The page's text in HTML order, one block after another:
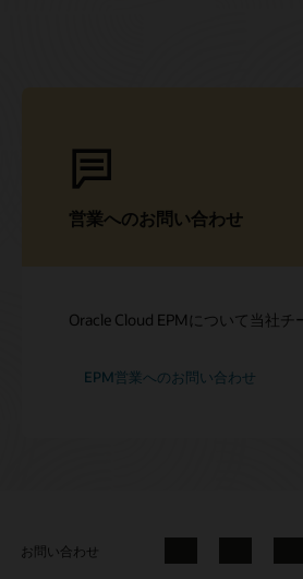
営業へのお問い合わせ
Oracle Cloud EPMについて当社チ
EPM営業へのお問い合わせ
お問い合わせ Facebook
X